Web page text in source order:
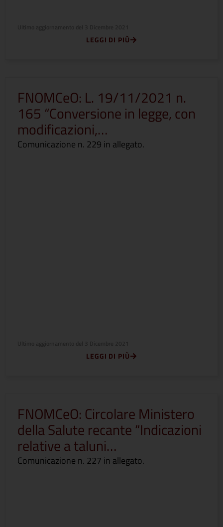
LEGGI DI PIÙ
FNOMCeO: L. 19/11/2021 n.
165 “Conversione in legge, con
modificazioni,…
Comunicazione n. 229 in allegato.
LEGGI DI PIÙ
FNOMCeO: Circolare Ministero
della Salute recante “Indicazioni
relative a taluni…
Comunicazione n. 227 in allegato.